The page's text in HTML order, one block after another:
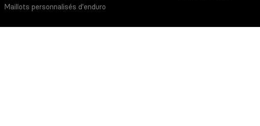
Maillots personnalisés d'enduro